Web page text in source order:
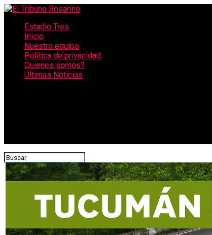
Estadio Tres
Inicio
Nuestro equipo
Política de privacidad
Quienes somos?
Últimas Noticias